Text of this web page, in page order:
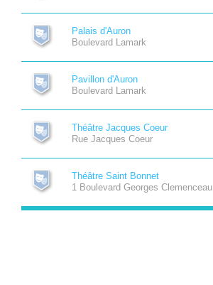
Palais d'Auron
Boulevard Lamark
Pavillon d'Auron
Boulevard Lamark
Théâtre Jacques Coeur
Rue Jacques Coeur
Théâtre Saint Bonnet
1 Boulevard Georges Clemenceau